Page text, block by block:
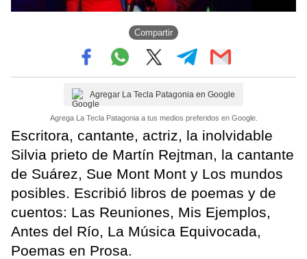
Compartir
Agregar La Tecla Patagonia en Google
Agrega La Tecla Patagonia a tus medios preferidos en Google.
Escritora, cantante, actriz, la inolvidable
Silvia prieto de Martín Rejtman, la cantante
de Suárez, Sue Mont Mont y Los mundos
posibles. Escribió libros de poemas y de
cuentos: Las Reuniones, Mis Ejemplos,
Antes del Río, La Música Equivocada,
Poemas en Prosa.